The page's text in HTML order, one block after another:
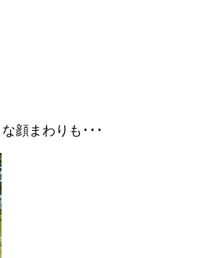
顔まわりも･･･